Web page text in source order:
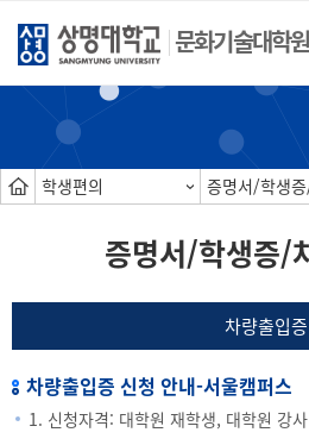
문화기술대학원
학생편의
증명서/학생증/
차량출입증
차량출입증 신청 안내-서울캠퍼스
1. 신청자격: 대학원 재학생, 대학원 강사